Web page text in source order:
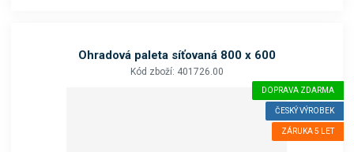
Ohradová paleta síťovaná 800 x 600
Kód zboží: 401726.00
DOPRAVA ZDARMA
ČESKÝ VÝROBEK
ZÁRUKA 5 LET